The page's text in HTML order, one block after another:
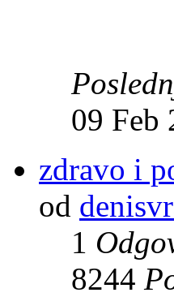
09 Feb
zdravo i
od
1
8244